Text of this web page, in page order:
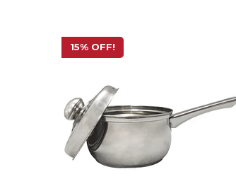
15% OFF!